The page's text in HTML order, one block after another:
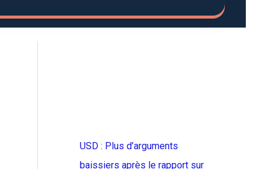
USD : Plus d’arguments
baissiers après le rapport sur